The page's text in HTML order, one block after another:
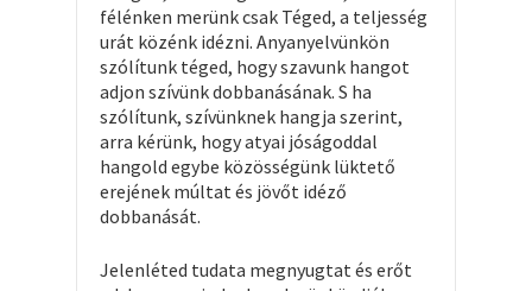
félénken merünk csak Téged, a teljesség
urát közénk idézni. Anyanyelvünkön
szólítunk téged, hogy szavunk hangot
adjon szívünk dobbanásának. S ha
szólítunk, szívünknek hangja szerint,
arra kérünk, hogy atyai jóságoddal
hangold egybe közösségünk lüktető
erejének múltat és jövőt idéző
dobbanását.
Jelenléted tudata megnyugtat és erőt